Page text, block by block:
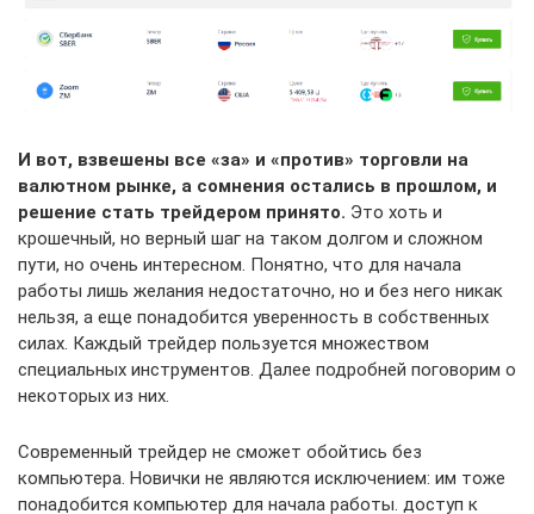
И вот, взвешены все «за» и «против» торговли на
валютном рынке, а сомнения остались в прошлом, и
решение стать трейдером принято. Это хоть и
крошечный, но верный шаг на таком долгом и сложном
пути, но очень интересном. Понятно, что для начала
работы лишь желания недостаточно, но и без него никак
нельзя, а еще понадобится уверенность в собственных
силах. Каждый трейдер пользуется множеством
специальных инструментов. Далее подробней поговорим о
некоторых из них.
Современный трейдер не сможет обойтись без
компьютера. Новички не являются исключением: им тоже
понадобится компьютер для начала работы. доступ к